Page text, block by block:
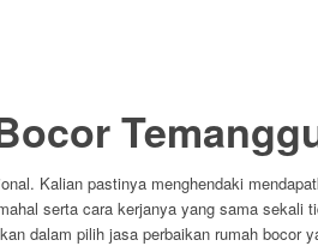
Kalian pastinya menghendaki
serta cara kerjanya yang sama sekali
dalam pilih jasa perbaikan rumah bocor